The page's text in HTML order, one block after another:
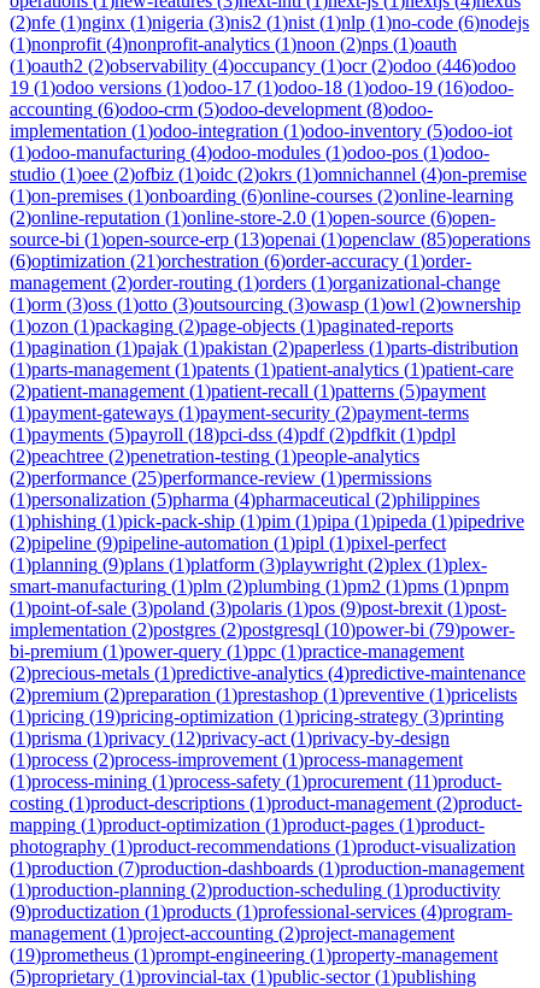
(2)nfe (1)nginx (1)nigeria (3)nis2 (1)nist (1)nlp (1)no-code (6)nodejs
(1)nonprofit (4)nonprofit-analytics (1)noon (2)nps (1)oauth
(1)oauth2 (2)observability (4)occupancy (1)ocr(2)odoo (446)odoo
19 (1)odoo versions (1)odoo-17 (1)odoo-18 (1)odoo-19 (16)odoo-
accounting (6)odoo-crm (5)odoo-development (8)odoo-
implementation (1)odoo-integration (1)odoo-inventory (5)odoo-iot
(1)odoo-manufacturing (4)odoo-modules (1)odoo-pos (1)odoo-
studio (1)oee (2)ofbiz (1)oidc (2)okrs (1)omnichannel (4)on-premise
(1)on-premises (1)onboarding (6)online-courses (2)online-learning
(2)online-reputation (1)online-store-2.0 (1)open-source (6)open-
source-bi (1)open-source-erp (13)openai (1)openclaw (85)operations
(6)optimization (21)orchestration (6)order-accuracy (1)order-
management (2)order-routing (1)orders (1)organizational-change
(1)orm (3)oss (1)otto (3)outsourcing (3)owasp (1)owl (2)ownership
(1)ozon (1)packaging (2)page-objects (1)paginated-reports
(1)pagination (1)pajak (1)pakistan (2)paperless (1)parts-distribution
(1)parts-management (1)patents (1)patient-analytics (1)patient-care
(2)patient-management (1)patient-recall (1)patterns (5)payment
(1)payment-gateways (1)payment-security (2)payment-terms
(1)payments (5)payroll (18)pci-dss (4)pdf(2)pdfkit (1)pdpl
(2)peachtree (2)penetration-testing (1)people-analytics
(2)performance (25)performance-review (1)permissions
(1)personalization (5)pharma (4)pharmaceutical (2)philippines
(1)phishing (1)pick-pack-ship (1)pim (1)pipa (1)pipeda (1)pipedrive
(2)pipeline (9)pipeline-automation (1)pipl (1)pixel-perfect
(1)planning (9)plans (1)platform (3)playwright (2)plex (1)plex-
smart-manufacturing (1)plm (2)plumbing (1)pm2 (1)pms (1)pnpm
(1)point-of-sale (3)poland (3)polaris (1)pos (9)post-brexit (1)post-
implementation (2)postgres (2)postgresql (10)power-bi (79)power-
bi-premium (1)power-query (1)ppc (1)practice-management
(2)precious-metals (1)predictive-analytics (4)predictive-maintenance
(2)premium (2)preparation (1)prestashop (1)preventive (1)pricelists
(1)pricing (19)pricing-optimization (1)pricing-strategy (3)printing
(1)prisma (1)privacy (12)privacy-act (1)privacy-by-design
(1)process (2)process-improvement (1)process-management
(1)process-mining (1)process-safety (1)procurement (11)product-
costing (1)product-descriptions (1)product-management (2)product-
mapping (1)product-optimization (1)product-pages (1)product-
photography (1)product-recommendations (1)product-visualization
(1)production (7)production-dashboards (1)production-management
(1)production-planning (2)production-scheduling (1)productivity
(9)productization (1)products (1)professional-services (4)program-
management (1)project-accounting (2)project-management
(19)prometheus (1)prompt-engineering (1)property-management
(5)proprietary (1)provincial-tax (1)public-sector(1)publishing